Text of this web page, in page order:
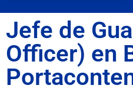
Jefe de
Officer) en